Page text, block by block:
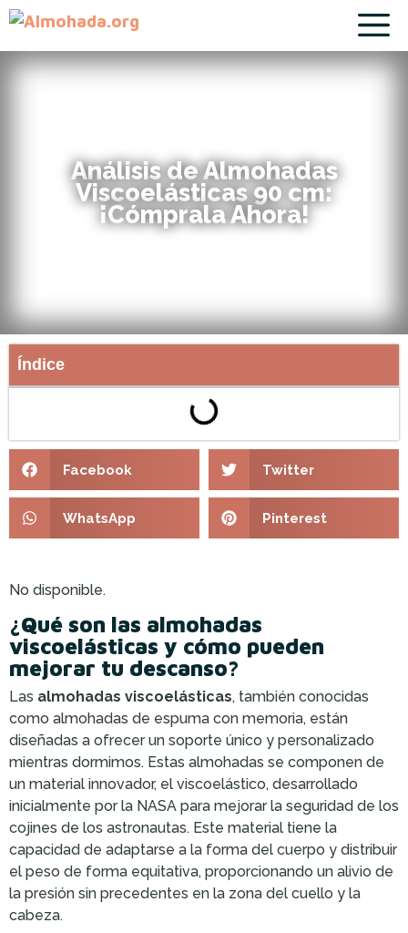
Análisis de Almohadas
Viscoelásticas 90 cm:
¡Cómprala Ahora!
Índice
Facebook Twitter
WhatsApp Pinterest
No disponible.
¿Qué son las almohadas
viscoelásticas y cómo pueden
mejorar tu descanso?
Las almohadas viscoelásticas, también conocidas
como almohadas de espuma con memoria, están
diseñadas a ofrecer un soporte único y personalizado
mientras dormimos. Estas almohadas se componen de
un material innovador, el viscoelástico, desarrollado
inicialmente por la NASA para mejorar la seguridad de los
cojines de los astronautas. Este material tiene la
capacidad de adaptarse a la forma del cuerpo y distribuir
el peso de forma equitativa, proporcionando un alivio de
la presión sin precedentes en la zona del cuello y la
cabeza.